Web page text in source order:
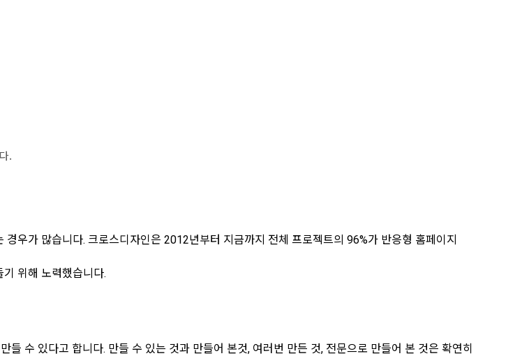
.
우가 많습니다. 크로스디자인은 2012년부터 지금까지 전체 프로젝트의 96%가 반응형 홈페이지
위해 노력했습니다.
수 있다고 합니다. 만들 수 있는 것과 만들어 본것, 여러번 만든 것, 전문으로 만들어 본 것은 확연히